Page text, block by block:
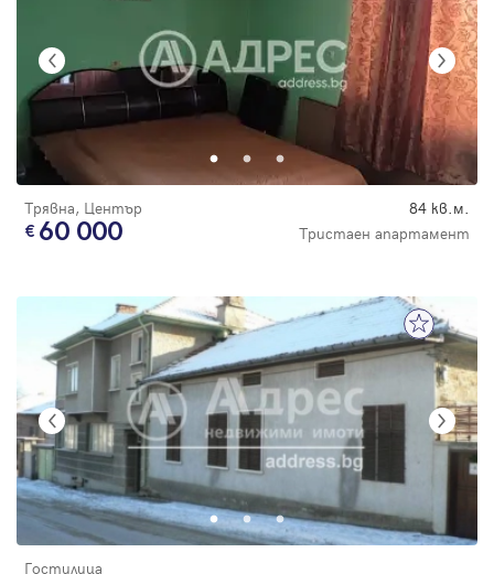
Трявна, Център 84 кв.м.
60 000 Тристаен апартамент
Гостилица